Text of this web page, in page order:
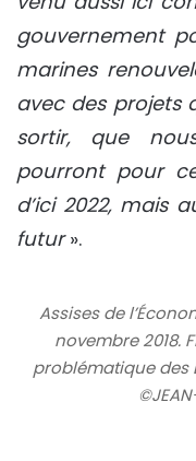
gouvernement
marines
avec des projets
sortir, que
pourront pour
d’ici 2022, mais
futur».
Assises de
novembre 2018.
problématique des